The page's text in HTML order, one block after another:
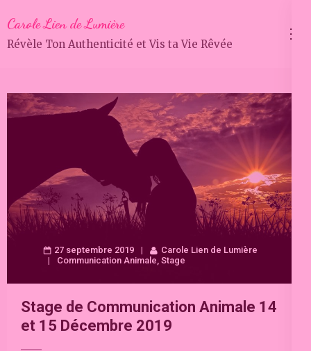
au
contenu
Entrée)
Carole Lien de Lumière
Révèle Ton Authenticité et Vis ta Vie Rêvée
27 septembre 2019
Carole Lien de Lumière
Communication Animale, Stage
Stage de Communication Animale 14
et 15 Décembre 2019